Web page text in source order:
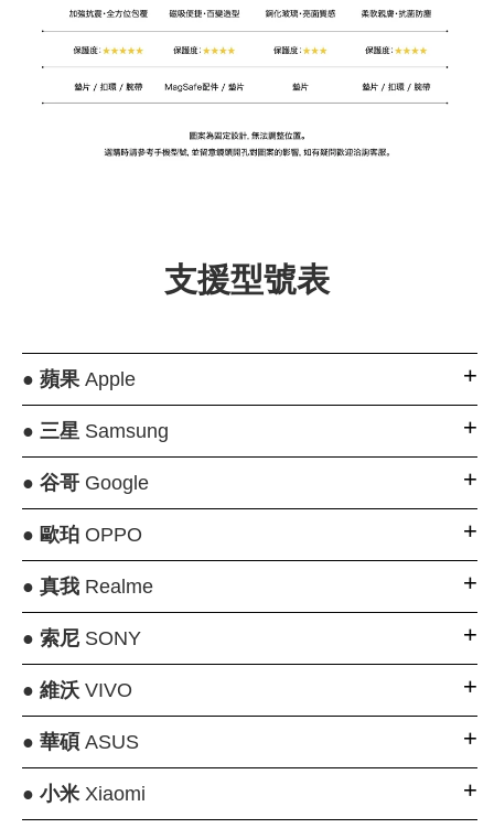
支援型號表
● 蘋果Apple
● 三星Samsung
● 谷哥Google
● 歐珀OPPO
● 真我Realme
● 索尼SONY
● 維沃VIVO
● 華碩 ASUS
● 小米Xiaomi